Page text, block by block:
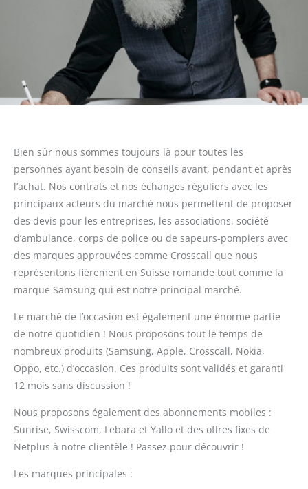
Bien sûr nous sommes toujours là pour toutes les
personnes ayant besoin de conseils avant, pendant et après
l’achat. Nos contrats et nos échanges réguliers avec les
principaux acteurs du marché nous permettent de proposer
des devis pour les entreprises, les associations, société
d’ambulance, corps de police ou de sapeurs-pompiers avec
des marques approuvées comme Crosscall que nous
représentons fièrement en Suisse romande tout comme la
marque Samsung qui est notre principal marché.
Le marché de l’occasion est également une énorme partie
de notre quotidien ! Nous proposons tout le temps de
nombreux produits (Samsung, Apple, Crosscall, Nokia,
Oppo, etc.) d’occasion. Ces produits sont validés et garanti
12 mois sans discussion !
Nous proposons également des abonnements mobiles :
Sunrise, Swisscom, Lebara et Yallo et des offres fixes de
Netplus à notre clientèle ! Passez pour découvrir !
Les marques principales :